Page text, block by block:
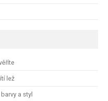
lež
a styl